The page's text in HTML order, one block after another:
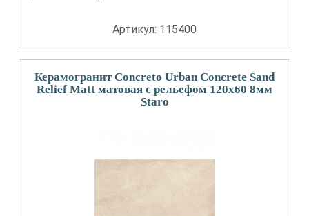
Артикул: 115400
Керамогранит Concreto Urban Concrete Sand
Relief Matt матовая с рельефом 120x60 8мм
Staro